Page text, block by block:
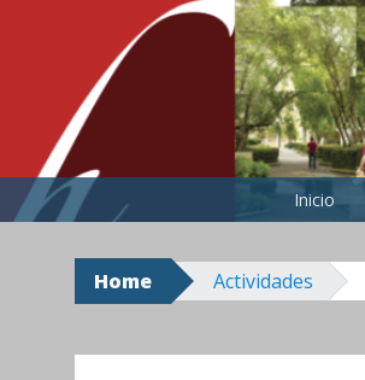
Inicio
Home Actividades